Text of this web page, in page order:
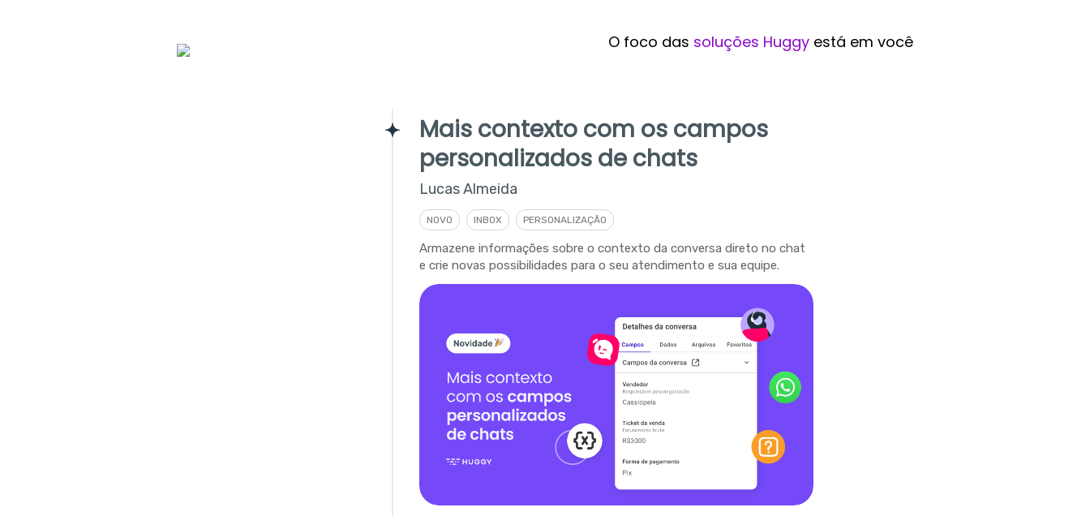
O foco das soluções Huggyestá em você
Mais contexto com os campos
personalizados de chats
Lucas Almeida
NOVO INBOX PERSONALIZAÇÃO
Armazene informações sobre o contexto da conversa direto no chat
e crie novas possibilidades para o seu atendimento e sua equipe.